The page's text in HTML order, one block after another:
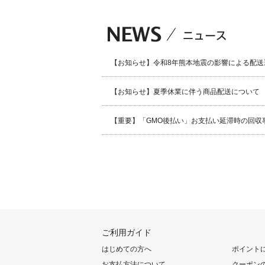
【お知らせ】令和8年熊本地震の影響による配
【お知らせ】夏季休業に伴う商品配送について
【重要】「GMO後払い」お支払い延滞時の回
ご利用ガイド
はじめての方へ
ポイント